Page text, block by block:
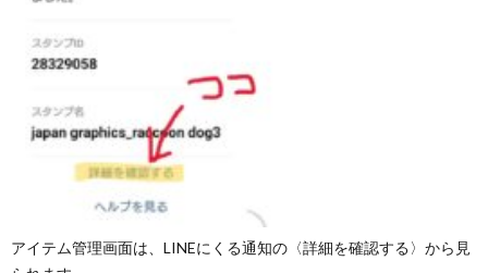
アイテム管理画面は、LINEにくる通知の〈詳細を確認する〉から見